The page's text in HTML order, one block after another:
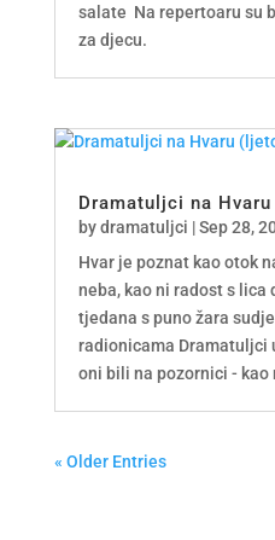
salate Na repertoaru su
za djecu.
Dramatuljci na
bydramatuljci |Sep 28,
Hvar je poznat kao otok
neba, kao ni radost s lica
tjedana s puno žara
radionicama Dramatuljci
oni bili na pozornici - kao
« Older Entries